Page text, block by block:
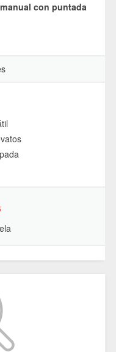
con puntada